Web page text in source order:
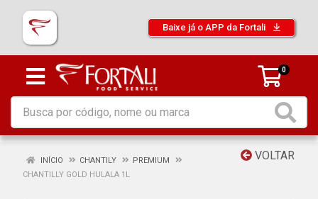
Baixe já o APP da Fortali
0
VOLTAR
INÍCIO CHANTILY
PREMIUM
CHANTILLY GOLD HULALA 1L